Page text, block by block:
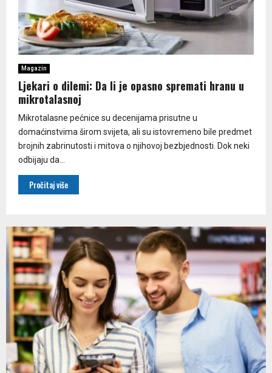
Magazin
Ljekari o dilemi: Da li je opasno spremati hranu u
mikrotalasnoj
Mikrotalasne pećnice su decenijama prisutne u
domaćinstvima širom svijeta, ali su istovremeno bile predmet
brojnih zabrinutosti i mitova o njihovoj bezbjednosti. Dok neki
odbijaju da...
Pročitaj više